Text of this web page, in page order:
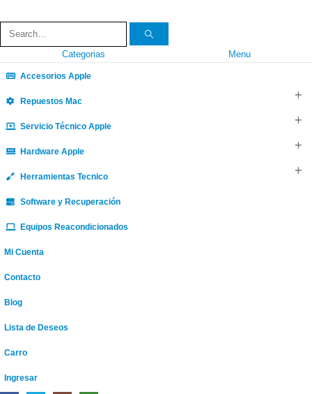
Categorias Menu
Accesorios Apple
Repuestos Mac
Servicio Técnico Apple
Hardware Apple
Herramientas Tecnico
Software y Recuperación
Equipos Reacondicionados
Mi Cuenta
Contacto
Blog
Lista de Deseos
Carro
Ingresar